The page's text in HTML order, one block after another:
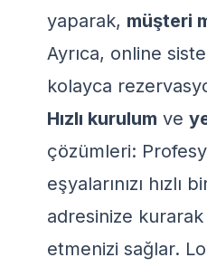
yaparak, müşteri
Ayrıca, online
kolayca
Hızlı kurulum ve
çözümleri:
eşyalarınızı hızlı
adresinize
etmenizi sağlar.